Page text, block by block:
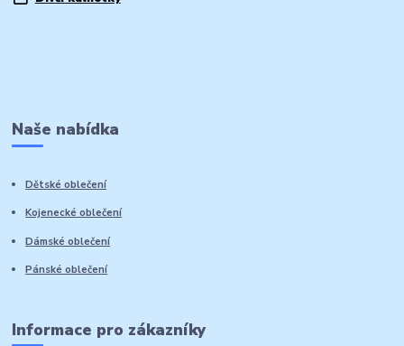
Naše nabídka
Dětské oblečení
Kojenecké oblečení
Dámské oblečení
Pánské oblečení
Informace pro zákazníky